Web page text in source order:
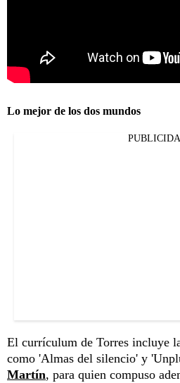
Lo mejor de los dos mundos
El currículum de Torres incluye
como 'Almas del silencio' y
Martín, para quien compuso